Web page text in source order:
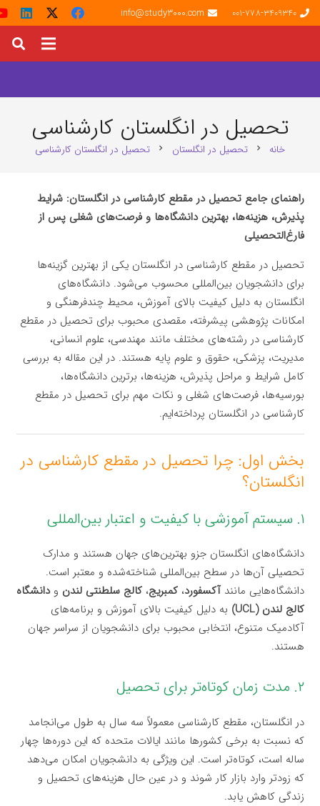
001-778-3409340
info@study3000.com
تحصیل در انگلستان کارشناسی
خانه chevron_right تحصیل در انگلستان chevron_right تحصیل در انگلستان کارشناسی
راهنمای جامع تحصیل در مقطع کارشناسی در انگلستان: شرایط
پذیرش، هزینه‌ها، بهترین دانشگاه‌ها و فرصت‌های شغلی پس از
فارغ‌التحصیلی
تحصیل در مقطع کارشناسی در انگلستان یکی از بهترین گزینه‌ها
برای دانشجویان بین‌المللی محسوب می‌شود. دانشگاه‌های
انگلستان به دلیل کیفیت بالای آموزش، محیط چندفرهنگی و
امکانات پژوهشی پیشرفته، مقصدی محبوب برای تحصیل در مقطع
کارشناسی در رشته‌های مختلف مانند مهندسی، علوم انسانی،
مدیریت، پزشکی، حقوق و علوم پایه هستند. در این مقاله به بررسی
کامل شرایط و مراحل پذیرش، هزینه‌ها، برترین دانشگاه‌ها،
بورسیه‌ها، فرصت‌های شغلی و نکات مهم برای تحصیل در مقطع
کارشناسی در انگلستان پرداخته‌ایم.
بخش اول: چرا تحصیل در مقطع کارشناسی در
انگلستان؟
۱. سیستم آموزشی با کیفیت و اعتبار بین‌المللی
دانشگاه‌های انگلستان جزو بهترین‌های جهان هستند و مدارک
تحصیلی آن‌ها در سطح بین‌المللی شناخته‌شده و معتبر است.
دانشگاه‌هایی مانندآکسفورد،کمبریج،کالج سلطنتی لندن ودانشگاه
کالج لندن (UCL)
به دلیل کیفیت بالای آموزش و برنامه‌های
آکادمیک متنوع، انتخابی محبوب برای دانشجویان از سراسر جهان
هستند.
۲. مدت زمان کوتاه‌تر برای تحصیل
در انگلستان، مقطع کارشناسی معمولاً سه سال به طول می‌انجامد
که نسبت به برخی کشورها مانند ایالات متحده که این دوره‌ها چهار
ساله است، کوتاه‌تر است. این ویژگی به دانشجویان امکان می‌دهد
که زودتر وارد بازار کار شوند و در عین حال هزینه‌های تحصیل و
زندگی کاهش یابد.